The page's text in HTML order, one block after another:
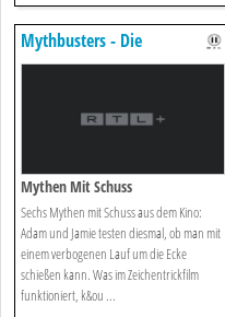
Mythbusters - Die
Wissensjäger
Mythen Mit Schuss
Sechs Mythen mit Schuss aus dem Kino:
Adam und Jamie testen diesmal, ob man mit
einem verbogenen Lauf um die Ecke
schießen kann. Was im Zeichentrickfilm
funktioniert, k&ou ...